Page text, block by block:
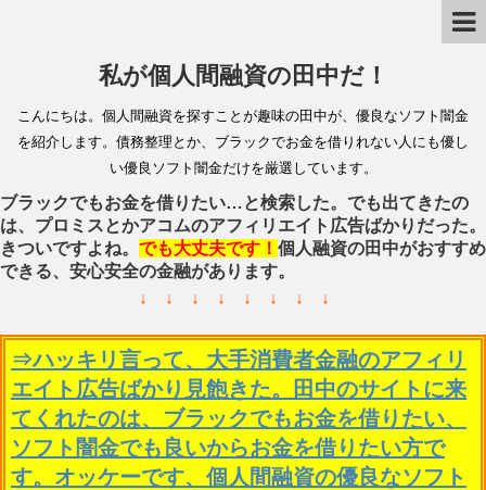
私が個人間融資の田中だ！
こんにちは。個人間融資を探すことが趣味の田中が、優良なソフト闇金
を紹介します。債務整理とか、ブラックでお金を借りれない人にも優し
い優良ソフト闇金だけを厳選しています。
ブラックでもお金を借りたい…と検索した。でも出てきたの
は、プロミスとかアコムのアフィリエイト広告ばかりだった。
きついですよね。 でも大丈夫です！ 個人融資の田中がおすすめ
できる、安心安全の金融があります。
↓ ↓ ↓ ↓ ↓ ↓ ↓ ↓
⇒ハッキリ言って、大手消費者金融のアフィリ
エイト広告ばかり見飽きた。田中のサイトに来
てくれたのは、ブラックでもお金を借りたい、
ソフト闇金でも良いからお金を借りたい方で
す。オッケーです、個人間融資の優良なソフト